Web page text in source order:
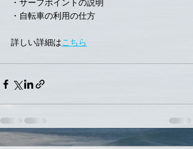
・サーフポイントの説明
・自転車の利用の仕方
詳しい詳細はこちら